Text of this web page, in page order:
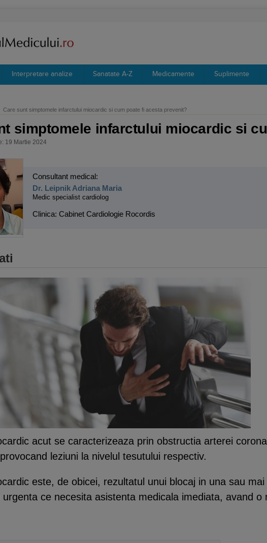
Interpretare analize Sanatate A-Z Medicamente Suplimente
Care sunt simptomele infarctului miocardic si cum poate fi acesta prevenit?
simptomele infarctului miocardic si
19 Martie 2024
Consultant medical:
Dr. Leipnik Adriana Maria
Medic specialist cardiolog
Clinica: Cabinet Cardiologie Rocordis
acut se caracterizeaza prin obstructia arterei
leziuni la nivelul tesutului respectiv.
este, de obicei, rezultatul unui blocaj in una sau
urgenta ce necesita asistenta medicala imediata, avand